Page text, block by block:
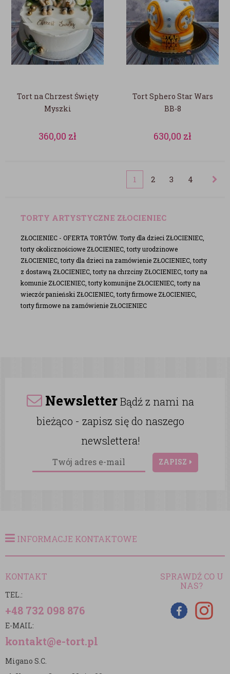
Tort na Chrzest Święty
Myszki
360,00 zł
Tort Sphero Star Wars
BB-8
630,00 zł
1 2 3 4
TORTY ARTYSTYCZNE ZŁOCIENIEC
ZŁOCIENIEC - OFERTA TORTÓW. Torty dla dzieci ZŁOCIENIEC,
torty okolicznościowe ZŁOCIENIEC, torty urodzinowe
ZŁOCIENIEC, torty dla dzieci na zamówienie ZŁOCIENIEC, torty
z dostawą ZŁOCIENIEC, torty na chrzciny ZŁOCIENIEC, torty na
komunie ZŁOCIENIEC, torty komunijne ZŁOCIENIEC, torty na
wieczór panieński ZŁOCIENIEC, torty firmowe ZŁOCIENIEC,
torty firmowe na zamówienie ZŁOCIENIEC
NewsletterBądź z nami na
bieżąco - zapisz się do naszego
newslettera!
ZAPISZ
INFORMACJE KONTAKTOWE
KONTAKT
TEL.:
+48 732 098 876
E-MAIL:
kontakt@e-tort.pl
Migano S.C.
SPRAWDŹ CO U
NAS?